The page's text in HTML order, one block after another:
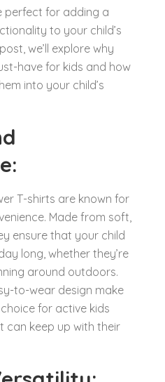
perfect for adding a
to your child’s
we’ll explore why
have for kids and how
into your child’s
T-shirts are known for
Made from soft,
ensure that your child
long, whether they’re
around outdoors.
to-wear design make
for active kids
can keep up with their